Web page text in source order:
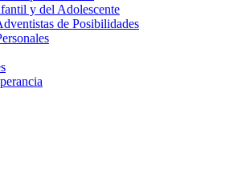
y del Adolescente
de Posibilidades